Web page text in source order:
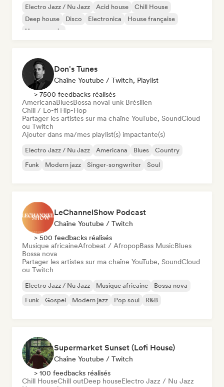
Electro Jazz / Nu Jazz Acid house
Chill House
Deep house
Disco Electronica
House française
House music
Don's Tunes
Chaîne Youtube / Twitch, Playlist
> 7500 feedbacks réalisés
AmericanaBluesBossa novaFunk Brésilien
Chill / Lo-fi Hip-Hop
Partager les artistes sur ma chaîne YouTube, SoundCloud
ou Twitch
Ajouter dans ma/mes playlist(s) impactante(s)
Electro Jazz / Nu Jazz Americana Blues
Country
Funk
Modern jazz Singer-songwriter Soul
LeChannelShow Podcast
Chaîne Youtube / Twitch
> 500 feedbacks réalisés
Musique africaineAfrobeat / AfropopBass MusicBlues
Bossa nova
Partager les artistes sur ma chaîne YouTube, SoundCloud
ou Twitch
Electro Jazz / Nu Jazz Musique africaine
Bossa nova
Funk
Gospel Modern jazz Pop soul R&B
Supermarket Sunset (Lofi House)
Chaîne Youtube / Twitch
> 100 feedbacks réalisés
Chill HouseChill outDeep houseElectro Jazz / Nu Jazz